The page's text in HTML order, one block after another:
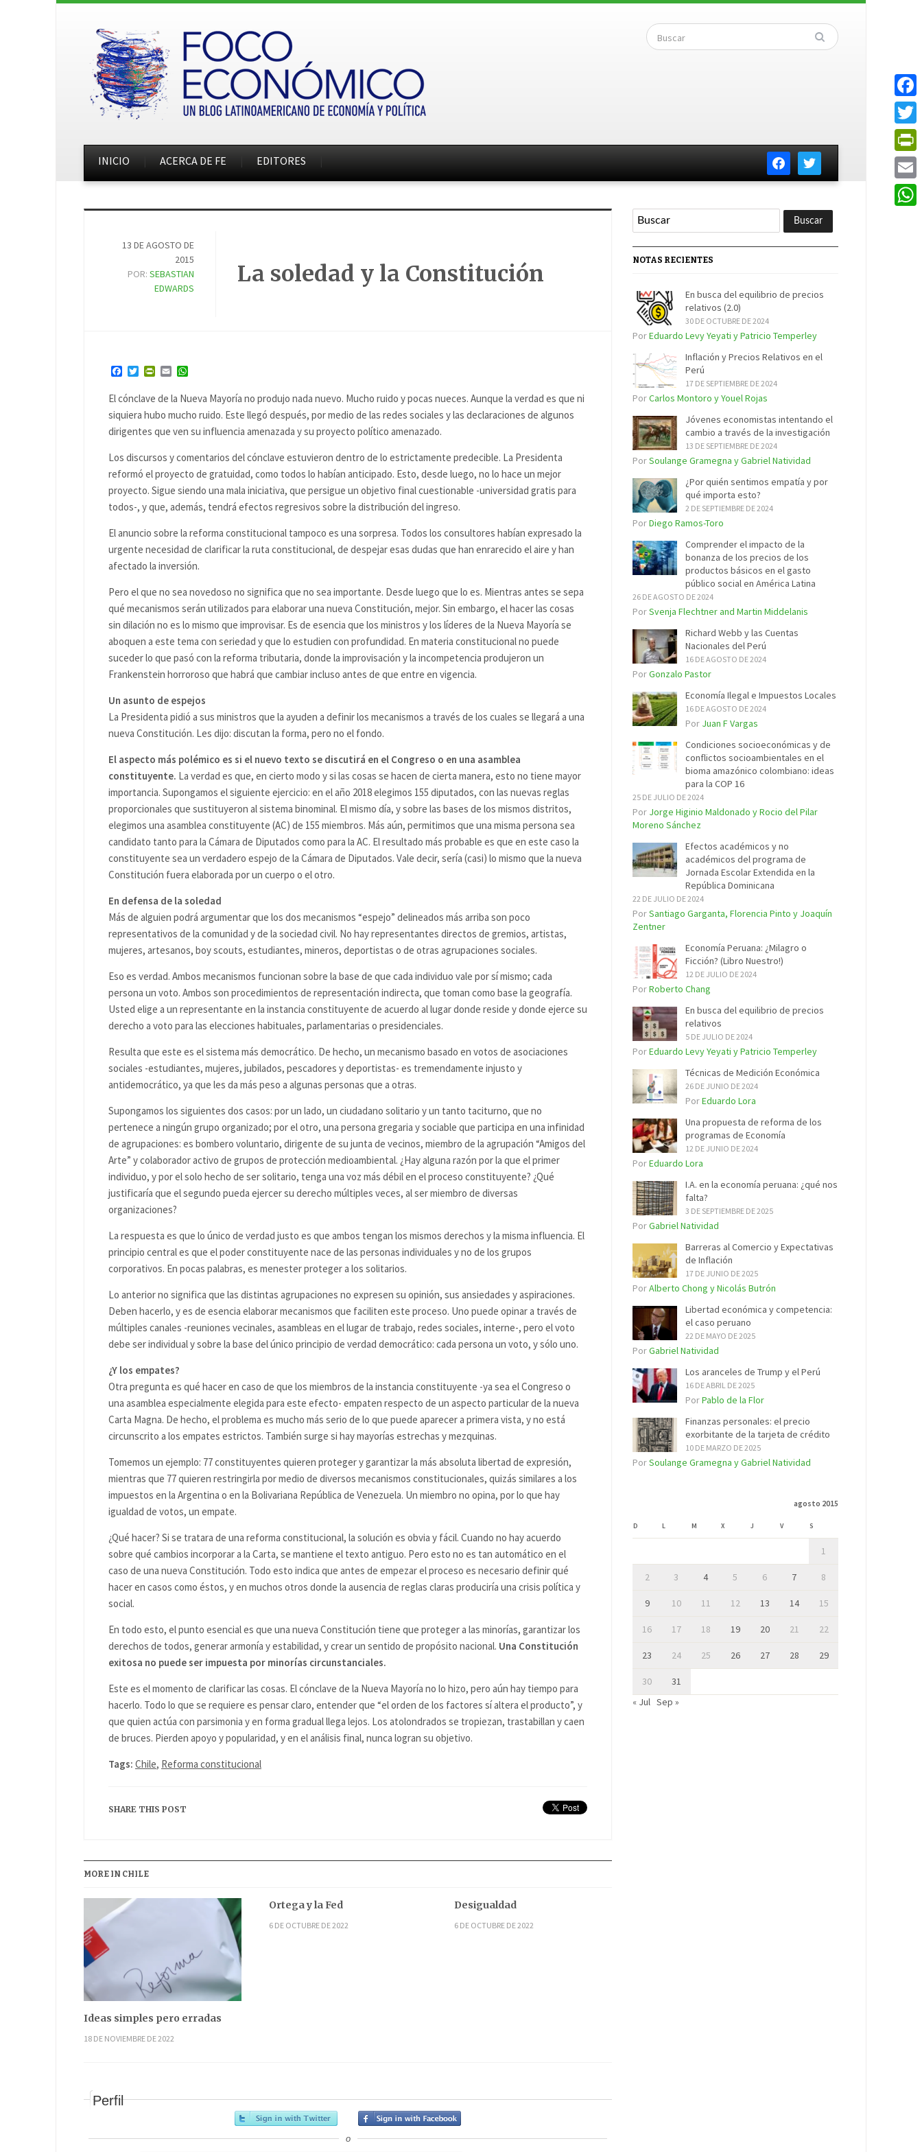
facebooktwitter
INICIO ACERCA DE FE EDITORES
13 DE AGOSTO DE
2015
POR:SEBASTIAN
EDWARDS
La soledad y la Constitución
Facebook
TwitterPrintFriendly
Email
El cónclave de la Nueva Mayoría no produjo nada nuevo. Mucho ruido y pocas nueces. Aunque la verdad es que ni
siquiera hubo mucho ruido. Este llegó después, por medio de las redes sociales y las declaraciones de algunos
dirigentes que ven su influencia amenazada y su proyecto político amenazado.
Los discursos y comentarios del cónclave estuvieron dentro de lo estrictamente predecible. La Presidenta
reformó el proyecto de gratuidad, como todos lo habían anticipado. Esto, desde luego, no lo hace un mejor
proyecto. Sigue siendo una mala iniciativa, que persigue un objetivo final cuestionable -universidad gratis para
todos-, y que, además, tendrá efectos regresivos sobre la distribución del ingreso.
El anuncio sobre la reforma constitucional tampoco es una sorpresa. Todos los consultores habían expresado la
urgente necesidad de clarificar la ruta constitucional, de despejar esas dudas que han enrarecido el aire y han
afectado la inversión.
Pero el que no sea novedoso no significa que no sea importante. Desde luego que lo es. Mientras antes se sepa
qué mecanismos serán utilizados para elaborar una nueva Constitución, mejor. Sin embargo, el hacer las cosas
sin dilación no es lo mismo que improvisar. Es de esencia que los ministros y los líderes de la Nueva Mayoría se
aboquen a este tema con seriedad y que lo estudien con profundidad. En materia constitucional no puede
suceder lo que pasó con la reforma tributaria, donde la improvisación y la incompetencia produjeron un
Frankenstein horroroso que habrá que cambiar incluso antes de que entre en vigencia.
Un asunto de espejos
La Presidenta pidió a sus ministros que la ayuden a definir los mecanismos a través de los cuales se llegará a una
nueva Constitución. Les dijo: discutan la forma, pero no el fondo.
El aspecto más polémico es si el nuevo texto se discutirá en el Congreso o en una asamblea
constituyente. La verdad es que, en cierto modo y si las cosas se hacen de cierta manera, esto no tiene mayor
importancia. Supongamos el siguiente ejercicio: en el año 2018 elegimos 155 diputados, con las nuevas reglas
proporcionales que sustituyeron al sistema binominal. El mismo día, y sobre las bases de los mismos distritos,
elegimos una asamblea constituyente (AC) de 155 miembros. Más aún, permitimos que una misma persona sea
candidato tanto para la Cámara de Diputados como para la AC. El resultado más probable es que en este caso la
constituyente sea un verdadero espejo de la Cámara de Diputados. Vale decir, sería (casi) lo mismo que la nueva
Constitución fuera elaborada por un cuerpo o el otro.
En defensa de la soledad
Más de alguien podrá argumentar que los dos mecanismos “espejo” delineados más arriba son poco
representativos de la comunidad y de la sociedad civil. No hay representantes directos de gremios, artistas,
mujeres, artesanos, boy scouts, estudiantes, mineros, deportistas o de otras agrupaciones sociales.
Eso es verdad. Ambos mecanismos funcionan sobre la base de que cada individuo vale por sí mismo; cada
persona un voto. Ambos son procedimientos de representación indirecta, que toman como base la geografía.
Usted elige a un representante en la instancia constituyente de acuerdo al lugar donde reside y donde ejerce su
derecho a voto para las elecciones habituales, parlamentarias o presidenciales.
Resulta que este es el sistema más democrático. De hecho, un mecanismo basado en votos de asociaciones
sociales -estudiantes, mujeres, jubilados, pescadores y deportistas- es tremendamente injusto y
antidemocrático, ya que les da más peso a algunas personas que a otras.
Supongamos los siguientes dos casos: por un lado, un ciudadano solitario y un tanto taciturno, que no
pertenece a ningún grupo organizado; por el otro, una persona gregaria y sociable que participa en una infinidad
de agrupaciones: es bombero voluntario, dirigente de su junta de vecinos, miembro de la agrupación “Amigos del
Arte” y colaborador activo de grupos de protección medioambiental. ¿Hay alguna razón por la que el primer
individuo, y por el solo hecho de ser solitario, tenga una voz más débil en el proceso constituyente? ¿Qué
justificaría que el segundo pueda ejercer su derecho múltiples veces, al ser miembro de diversas
organizaciones?
La respuesta es que lo único de verdad justo es que ambos tengan los mismos derechos y la misma influencia. El
principio central es que el poder constituyente nace de las personas individuales y no de los grupos
corporativos. En pocas palabras, es menester proteger a los solitarios.
Lo anterior no significa que las distintas agrupaciones no expresen su opinión, sus ansiedades y aspiraciones.
Deben hacerlo, y es de esencia elaborar mecanismos que faciliten este proceso. Uno puede opinar a través de
múltiples canales -reuniones vecinales, asambleas en el lugar de trabajo, redes sociales, interne-, pero el voto
debe ser individual y sobre la base del único principio de verdad democrático: cada persona un voto, y sólo uno.
¿Y los empates?
Otra pregunta es qué hacer en caso de que los miembros de la instancia constituyente -ya sea el Congreso o
una asamblea especialmente elegida para este efecto- empaten respecto de un aspecto particular de la nueva
Carta Magna. De hecho, el problema es mucho más serio de lo que puede aparecer a primera vista, y no está
circunscrito a los empates estrictos. También surge si hay mayorías estrechas y mezquinas.
Tomemos un ejemplo: 77 constituyentes quieren proteger y garantizar la más absoluta libertad de expresión,
mientras que 77 quieren restringirla por medio de diversos mecanismos constitucionales, quizás similares a los
impuestos en la Argentina o en la Bolivariana República de Venezuela. Un miembro no opina, por lo que hay
igualdad de votos, un empate.
¿Qué hacer? Si se tratara de una reforma constitucional, la solución es obvia y fácil. Cuando no hay acuerdo
sobre qué cambios incorporar a la Carta, se mantiene el texto antiguo. Pero esto no es tan automático en el
caso de una nueva Constitución. Todo esto indica que antes de empezar el proceso es necesario definir qué
hacer en casos como éstos, y en muchos otros donde la ausencia de reglas claras produciría una crisis política y
social.
En todo esto, el punto esencial es que una nueva Constitución tiene que proteger a las minorías, garantizar los
derechos de todos, generar armonía y estabilidad, y crear un sentido de propósito nacional. Una Constitución
exitosa no puede ser impuesta por minorías circunstanciales.
Este es el momento de clarificar las cosas. El cónclave de la Nueva Mayoría no lo hizo, pero aún hay tiempo para
hacerlo. Todo lo que se requiere es pensar claro, entender que “el orden de los factores sí altera el producto”, y
que quien actúa con parsimonia y en forma gradual llega lejos. Los atolondrados se tropiezan, trastabillan y caen
de bruces. Pierden apoyo y popularidad, y en el análisis final, nunca logran su objetivo.
Tags: Chile, Reforma constitucional
SHARE THIS POST
MORE IN CHILE
Ideas simples pero erradas
18 DE NOVIEMBRE DE 2022
Ortega y la Fed
6 DE OCTUBRE DE 2022
Desigualdad
6 DE OCTUBRE DE 2022
Perfil
o
NOTAS RECIENTES
En busca del equilibrio de precios
relativos (2.0)
30 DE OCTUBRE DE 2024
PorEduardo Levy Yeyati y Patricio Temperley
Inflación y Precios Relativos en el
Perú
17 DE SEPTIEMBRE DE 2024
PorCarlos Montoro y Youel Rojas
Jóvenes economistas intentando el
cambio a través de la investigación
13 DE SEPTIEMBRE DE 2024
PorSoulange Gramegna y Gabriel Natividad
¿Por quién sentimos empatía y por
qué importa esto?
2 DE SEPTIEMBRE DE 2024
PorDiego Ramos-Toro
Comprender el impacto de la
bonanza de los precios de los
productos básicos en el gasto
público social en América Latina
26 DE AGOSTO DE 2024
PorSvenja Flechtner and Martin Middelanis
Richard Webb y las Cuentas
Nacionales del Perú
16 DE AGOSTO DE 2024
PorGonzalo Pastor
Economía Ilegal e Impuestos Locales
16 DE AGOSTO DE 2024
Por Juan F Vargas
Condiciones socioeconómicas y de
conflictos socioambientales en el
bioma amazónico colombiano: ideas
para la COP 16
25 DE JULIO DE 2024
Por Jorge Higinio Maldonado y Rocio del Pilar
Moreno Sánchez
Efectos académicos y no
académicos del programa de
Jornada Escolar Extendida en la
República Dominicana
22 DE JULIO DE 2024
PorSantiago Garganta, Florencia Pinto y Joaquín
Zentner
Economía Peruana: ¿Milagro o
Ficción? (Libro Nuestro!)
12 DE JULIO DE 2024
PorRoberto Chang
En busca del equilibrio de precios
relativos
5 DE JULIO DE 2024
PorEduardo Levy Yeyati y Patricio Temperley
Técnicas de Medición Económica
26 DE JUNIO DE 2024
PorEduardo Lora
Una propuesta de reforma de los
programas de Economía
12 DE JUNIO DE 2024
PorEduardo Lora
I.A. en la economía peruana: ¿qué nos
falta?
3 DE SEPTIEMBRE DE 2025
PorGabriel Natividad
Barreras al Comercio y Expectativas
de Inflación
17 DE JUNIO DE 2025
PorAlberto Chong y Nicolás Butrón
Libertad económica y competencia:
el caso peruano
22 DE MAYO DE 2025
PorGabriel Natividad
Los aranceles de Trump y el Perú
16 DE ABRIL DE 2025
PorPablo de la Flor
Finanzas personales: el precio
exorbitante de la tarjeta de crédito
10 DE MARZO DE 2025
PorSoulange Gramegna y Gabriel Natividad
agosto 2015
D L M X J V S
1
2 3 4 5 6 7 8
9 10 11 12 13 14 15
16 17 18 19 20 21 22
23 24 25 26 27 28 29
30
31
« Jul Sep »
Email